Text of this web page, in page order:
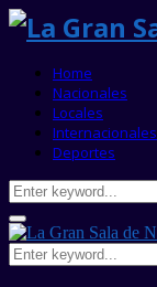
Home
Nacionales
Locales
Internacionales
Deportes
Search
for:
Primary
Menu
Search
for: